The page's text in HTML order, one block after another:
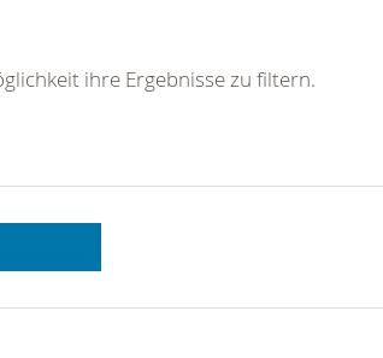
ihre Ergebnisse zu filtern.